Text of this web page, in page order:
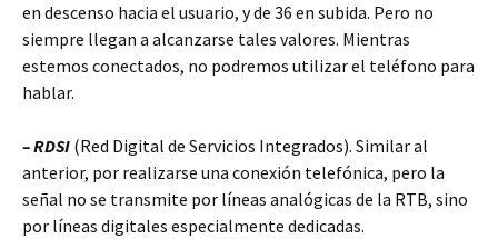
en descenso hacia el usuario, y de 36 en subida. Pero no
siempre llegan a alcanzarse tales valores. Mientras
estemos conectados, no podremos utilizar el teléfono para
hablar.
– RDSI (Red Digital de Servicios Integrados). Similar al
anterior, por realizarse una conexión telefónica, pero la
señal no se transmite por líneas analógicas de la RTB, sino
por líneas digitales especialmente dedicadas.